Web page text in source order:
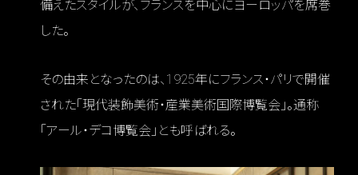
備えたスタイルが、フランスを中心にヨーロッパを席巻
した。
その由来となったのは、1925年にフランス・パリで開催
された「現代装飾美術・産業美術国際博覧会」。通称
「アール・デコ博覧会」とも呼ばれる。